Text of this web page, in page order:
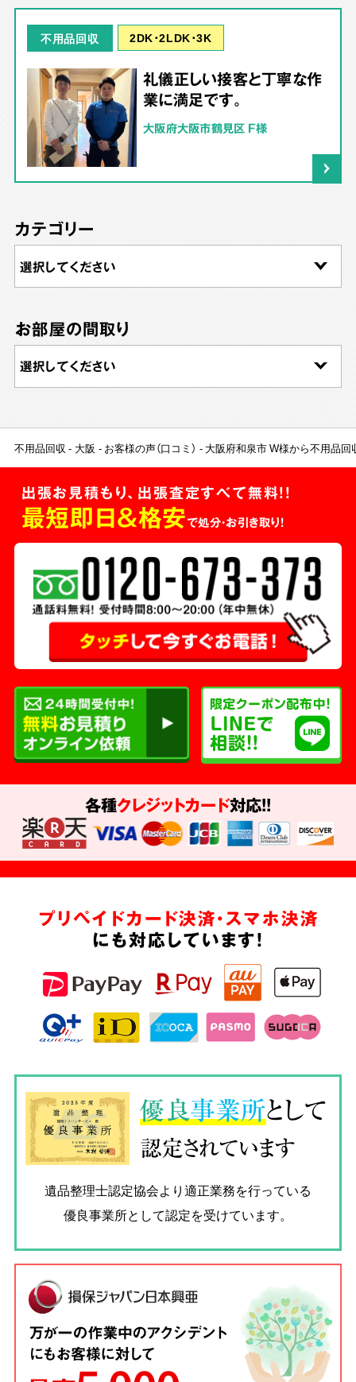
不用品回収 2DK･2LDK･3K
礼儀正しい接客と丁寧な作
業に満足です。
大阪府大阪市鶴見区 F様
カテゴリー
お部屋の間取り
不用品回収 大阪 お客様の声（口コミ） 大阪府和泉市 W様から不用品回
出張お見積もり、出張査定すべて無料!!
最短即日＆格安で処分・お引き取り！
各種クレジットカード対応!!
プリペイドカード決済・スマホ決済
にも対応しています!
優良事業所として
認定されています
遺品整理士認定協会より適正業務を行っている
優良事業所として認定を受けています。